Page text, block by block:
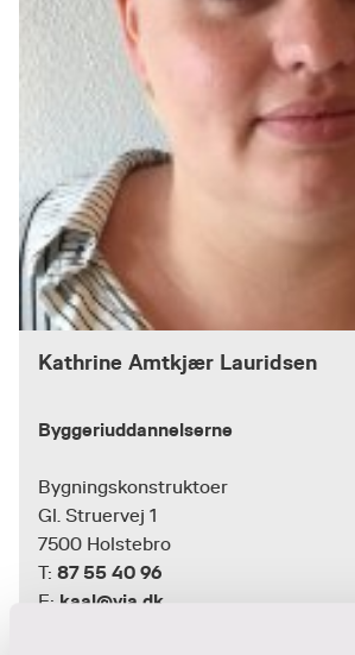
Kathrine Amtkjær Lauridsen
Byggeriuddannelserne
Bygningskonstruktoer
Gl. Struervej 1
7500 Holstebro
T: 87 55 40 96
E: kaal@via.dk